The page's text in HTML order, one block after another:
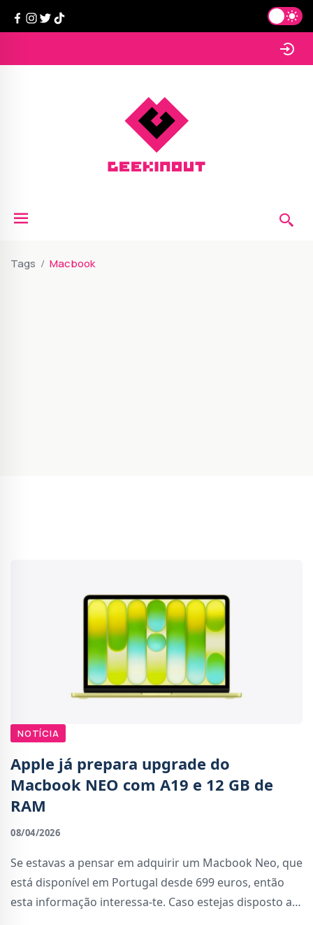
Tags Macbook
NOTÍCIA
Apple já prepara upgrade do
Macbook NEO com A19 e 12 GB de
RAM
08/04/2026
Se estavas a pensar em adquirir um Macbook Neo, que
está disponível em Portugal desde 699 euros, então
esta informação interessa-te. Caso estejas disposto a